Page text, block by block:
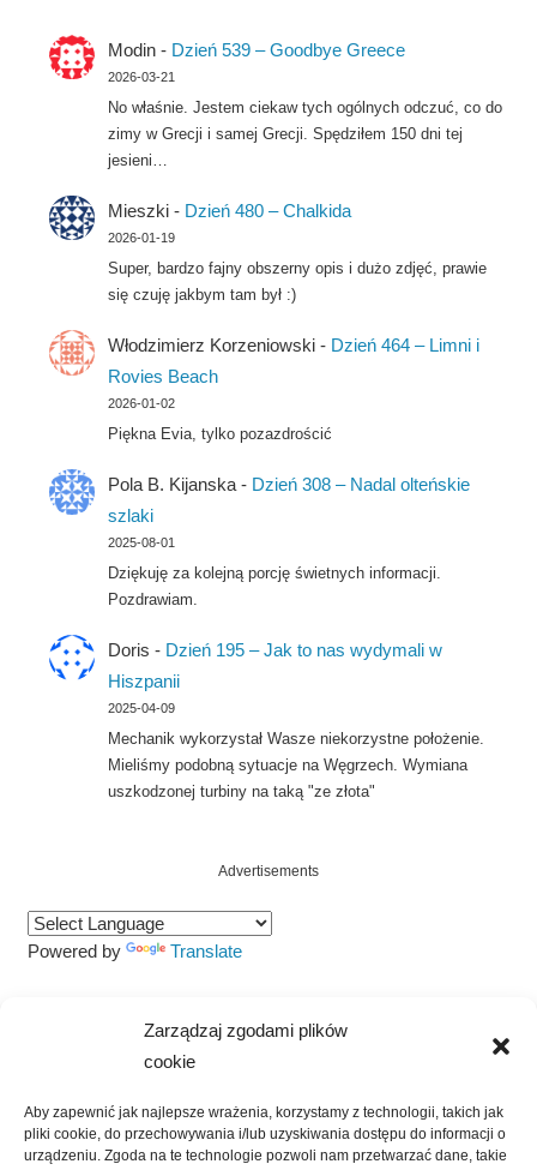
Zarządzaj zgodami plików
cookie
Aby zapewnić jak najlepsze wrażenia, korzystamy z technologii, takich jak
pliki cookie, do przechowywania i/lub uzyskiwania dostępu do informacji o
urządzeniu. Zgoda na te technologie pozwoli nam przetwarzać dane, takie
Modin - Dzień 539 – Goodbye Greece
2026-03-21
No właśnie. Jestem ciekaw tych ogólnych odczuć, co do
zimy w Grecji i samej Grecji. Spędziłem 150 dni tej
jesieni…
Mieszki - Dzień 480 – Chalkida
2026-01-19
Super, bardzo fajny obszerny opis i dużo zdjęć, prawie
się czuję jakbym tam był :)
Włodzimierz Korzeniowski - Dzień 464 – Limni i
Rovies Beach
2026-01-02
Piękna Evia, tylko pozazdrościć
Pola B. Kijanska - Dzień 308 – Nadal olteńskie
szlaki
2025-08-01
Dziękuję za kolejną porcję świetnych informacji.
Pozdrawiam.
Doris - Dzień 195 – Jak to nas wydymali w
Hiszpanii
2025-04-09
Mechanik wykorzystał Wasze niekorzystne położenie.
Mieliśmy podobną sytuacje na Węgrzech. Wymiana
uszkodzonej turbiny na taką "ze złota"
Advertisements
Powered by Translate